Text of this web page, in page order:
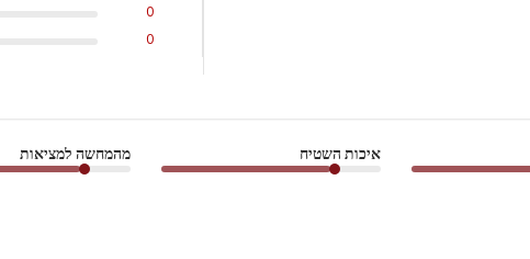
0
0
איכות השטיח מהמחשה למציאות